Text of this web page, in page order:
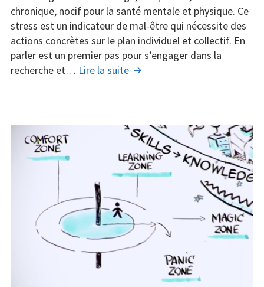
comprendre
le
mécanisme
du
stress
chronique, nocif pour la santé mentale et physique. Ce
stress est un indicateur de mal-être qui nécessite des
actions concrètes sur le plan individuel et collectif. En
parler est un premier pas pour s’engager dans la
recherche et… Lire la suite Une
le
mécanisme
du
stress
au
travail